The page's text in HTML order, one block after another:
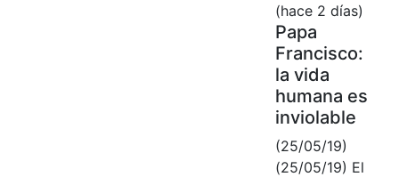
(hace 2 días)
Papa
Francisco:
la vida
humana es
inviolable
(25/05/19)
(25/05/19) El